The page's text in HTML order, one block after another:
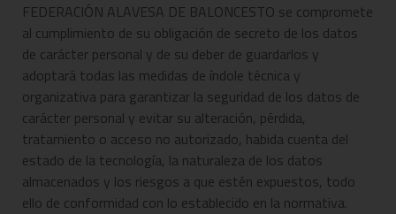
FEDERACIÓN ALAVESA DE BALONCESTO se compromete
al cumplimiento de su obligación de secreto de los datos
de carácter personal y de su deber de guardarlos y
adoptará todas las medidas de índole técnica y
organizativa para garantizar la seguridad de los datos de
carácter personal y evitar su alteración, pérdida,
tratamiento o acceso no autorizado, habida cuenta del
estado de la tecnología, la naturaleza de los datos
almacenados y los riesgos a que estén expuestos, todo
ello de conformidad con lo establecido en la normativa.